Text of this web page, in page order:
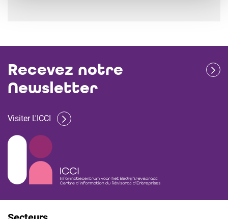
Recevez notre
Newsletter
Visiter L'ICCI